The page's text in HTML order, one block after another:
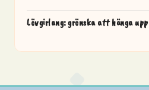
Lövgirlang: grönska att hänga upp